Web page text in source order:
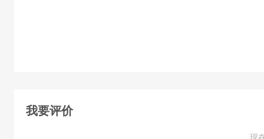
课件10 施工现场急救知识 (1学时)
我要评价
现